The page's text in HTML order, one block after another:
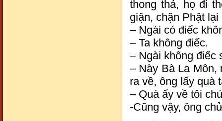
thong thả, họ đi
giận, chặn Phật lại
– Ngài có điếc
– Ta không điếc.
– Ngài không điếc
– Này Bà La Môn,
ra về, ông lấy quà
– Quà ấy về tôi
-Cũng vậy, ông